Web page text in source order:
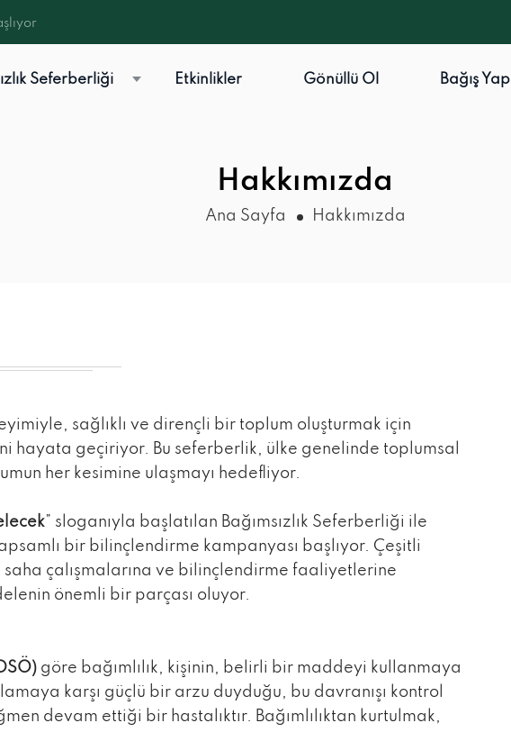
Seferberliği Etkinlikler Gönüllü Ol Bağış Yap
Hakkımızda
Ana Sayfa Hakkımızda
sağlıklı ve dirençli bir toplum oluşturmak için
hayata geçiriyor. Bu seferberlik, ülke genelinde toplumsal
her kesimine ulaşmayı hedefliyor.
” sloganıyla başlatılan Bağımsızlık Seferberliği ile
bir bilinçlendirme kampanyası başlıyor. Çeşitli
saha çalışmalarına ve bilinçlendirme faaliyetlerine
önemli bir parçası oluyor.
göre bağımlılık, kişinin, belirli bir maddeyi kullanmaya
karşı güçlü bir arzu duyduğu, bu davranışı kontrol
devam ettiği bir hastalıktır. Bağımlılıktan kurtulmak,